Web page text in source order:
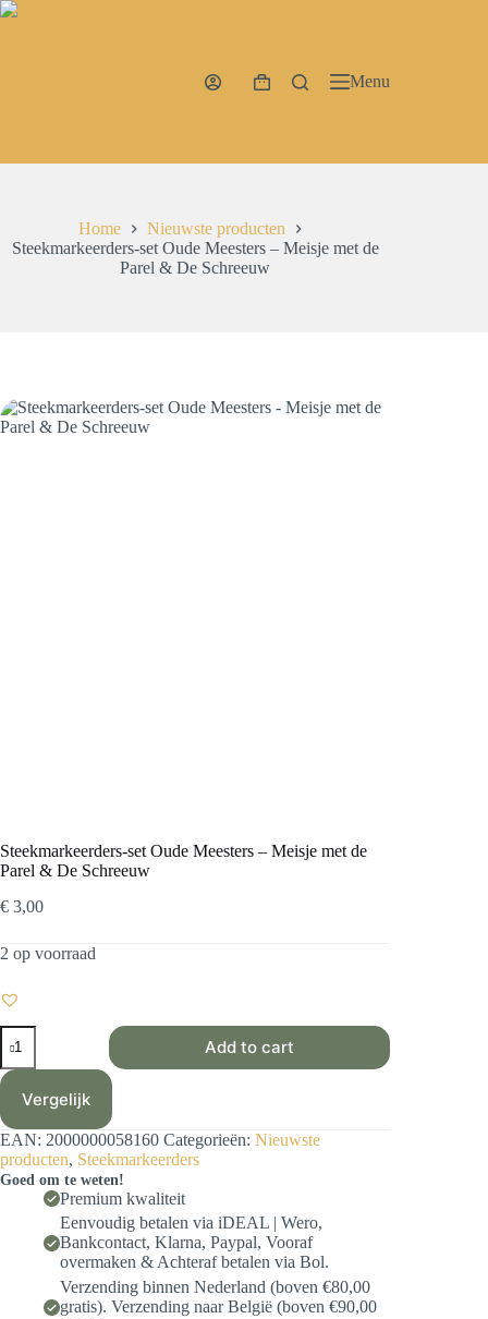
Ga
WinkelwagenMenu
Home
Nieuwste producten
Steekmarkeerders-set Oude Meesters – Meisje met de
Parel & De Schreeuw
Steekmarkeerders-set Oude Meesters – Meisje met de
Parel & De Schreeuw
€ 3,00
2 op voorraad
Steekmarkeerders-
set
Oude
Meesters
Meisje
met
de
Parel
Schreeuw
Add to cart
Vergelijk
EAN: 2000000058160 Categorieën: Nieuwste
producten, Steekmarkeerders
Goed om te weten!
Premium kwaliteit
Eenvoudig betalen via iDEAL | Wero,
Bankcontact, Klarna, Paypal, Vooraf
overmaken & Achteraf betalen via Bol.
Verzending binnen Nederland (boven €80,00
gratis). Verzending naar België (boven €90,00